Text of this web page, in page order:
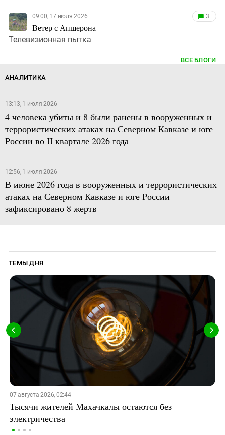
09:00, 17 июля 2026
Ветер с Апшерона
3
Телевизионная пытка
ВСЕ БЛОГИ
АНАЛИТИКА
13:13, 1 июля 2026
4 человека убиты и 8 были ранены в вооруженных и
террористических атаках на Северном Кавказе и юге
России во II квартале 2026 года
12:56, 1 июля 2026
В июне 2026 года в вооруженных и террористических
атаках на Северном Кавказе и юге России
зафиксировано 8 жертв
ТЕМЫ ДНЯ
07 августа 2026, 02:44
Тысячи жителей Махачкалы остаются без
электричества